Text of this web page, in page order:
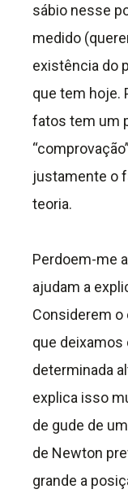
sábio nesse
medido
existência do
que tem hoje.
fatos tem um
justamente o
teoria.
Perdoem-me
ajudam a
Considerem
que deixamos
determinada
explica isso
de gude de
de Newton
grande a